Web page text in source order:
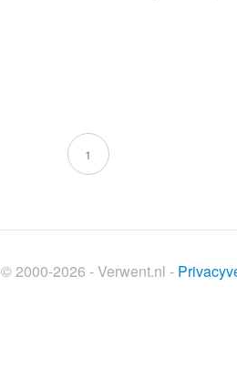
1
© 2000-2026 - Verwent.nl -